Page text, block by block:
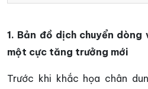
1. Bản đồ dịch chuyển
một cực tăng trưởng mới
Trước khi khắc họa chân